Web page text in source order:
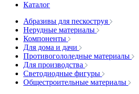
Каталог
Абразивы для пескоструя
Нерудные материалы
Компоненты
Для дома и дачи
Противогололедные материалы
Для производства
Светодиодные фигуры
Общестроительные материалы